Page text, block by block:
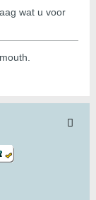
wat u voor